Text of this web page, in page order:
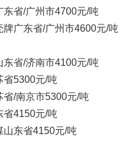
东省/广州市4700元/吨
牌广东省/广州市4600元/吨
东省/济南市4100元/吨
省5300元/吨
省/南京市5300元/吨
省4150元/吨
山东省4150元/吨